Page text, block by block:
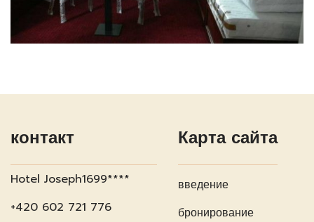
контакт
Hotel Joseph1699****
+420 602 721 776
Карта сайта
введение
бронирование